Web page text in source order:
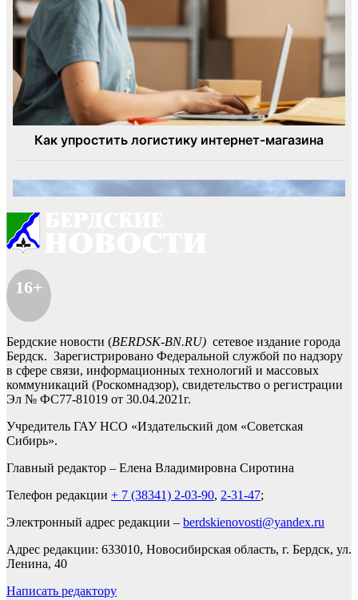
16+
Бердские новости (BERDSK-BN.RU) сетевое издание города
Бердск. Зарегистрировано Федеральной службой по надзору
в сфере связи, информационных технологий и массовых
коммуникаций (Роскомнадзор), свидетельство о регистрации
Эл № ФС77-81019 от 30.04.2021г.
Учредитель ГАУ НСО «Издательский дом «Советская
Сибирь».
Главный редактор – Елена Владимировна Сиротина
Телефон редакции + 7 (38341) 2-03-90, 2-31-47;
Электронный адрес редакции – berdskienovosti@yandex.ru
Адрес редакции: 633010, Новосибирская область, г. Бердск, ул.
Ленина, 40
Написать редактору